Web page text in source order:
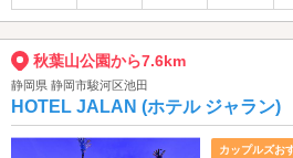
秋葉山公園から7.6km
静岡県 静岡市駿河区池田
HOTEL JALAN (ホテル ジャラン)
カップルズお